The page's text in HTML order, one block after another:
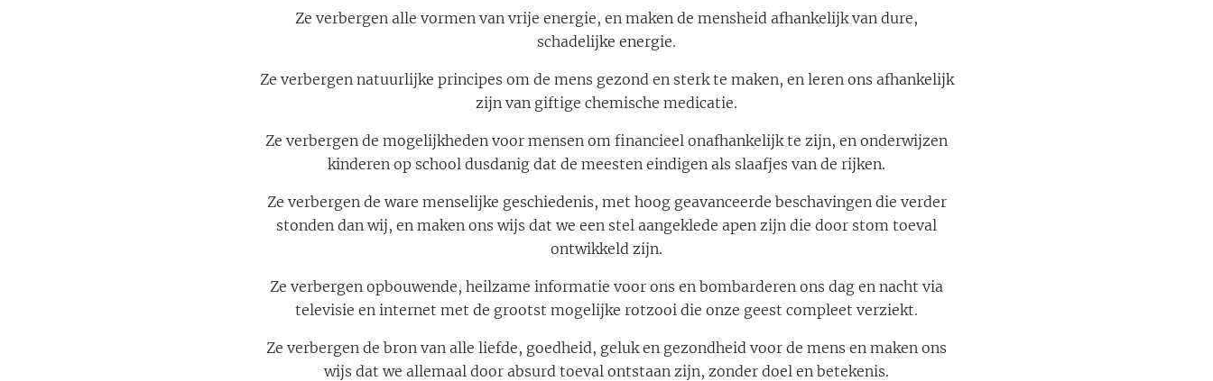
Ze verbergen alle vormen van vrije energie, en maken de mensheid afhankelijk van dure,
schadelijke energie.
Ze verbergen natuurlijke principes om de mens gezond en sterk te maken, en leren ons afhankelijk
zijn van giftige chemische medicatie.
Ze verbergen de mogelijkheden voor mensen om financieel onafhankelijk te zijn, en onderwijzen
kinderen op school dusdanig dat de meesten eindigen als slaafjes van de rijken.
Ze verbergen de ware menselijke geschiedenis, met hoog geavanceerde beschavingen die verder
stonden dan wij, en maken ons wijs dat we een stel aangeklede apen zijn die door stom toeval
ontwikkeld zijn.
Ze verbergen opbouwende, heilzame informatie voor ons en bombarderen ons dag en nacht via
televisie en internet met de grootst mogelijke rotzooi die onze geest compleet verziekt.
Ze verbergen de bron van alle liefde, goedheid, geluk en gezondheid voor de mens en maken ons
wijs dat we allemaal door absurd toeval ontstaan zijn, zonder doel en betekenis.